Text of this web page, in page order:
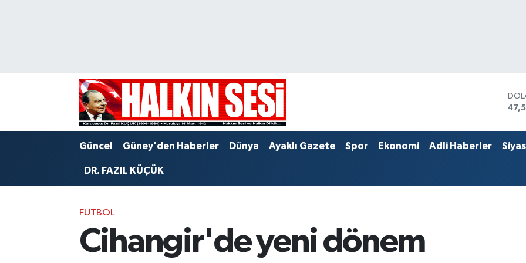
Güncel Güney'den Haberler Dünya Ayaklı Gazete Spor Ekonomi Adli Haberler
DR. FAZIL KÜÇÜK
FUTBOL
Cihangir'de yeni dönem
Trafik Durumu
Puan Durumu ve Fikstür